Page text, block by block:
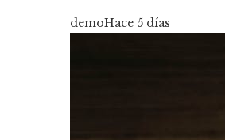
demoHace 5 días